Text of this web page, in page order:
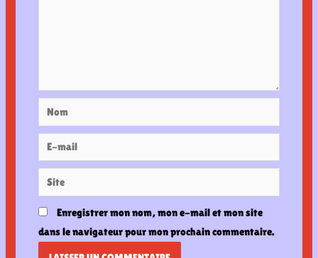
Nom
E-
mail
Site
Enregistrer mon nom, mon e-mail et mon site
dans le navigateur pour mon prochain commentaire.